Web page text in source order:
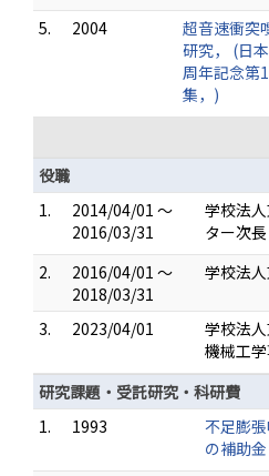
5.
2004
超音速衝突
研究， (日
周年記念第
集，)
役職
1.
2014/04/01 ～
2016/03/31
学校法
ター次長
2.
2016/04/01 ～
2018/03/31
学校法
3. 2023/04/01
学校法
機械工
研究課題・受託研究・科研費
1.
1993
不足膨
の補助